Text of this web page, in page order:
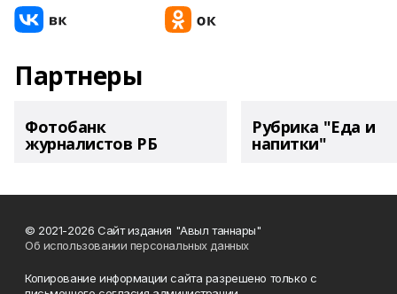
Партнеры
Фотобанк
журналистов РБ
Рубрика "Еда и
напитки"
© 2021-2026 Сайт издания "Авыл таннары"
Об использовании персональных данных
Копирование информации сайта разрешено только с